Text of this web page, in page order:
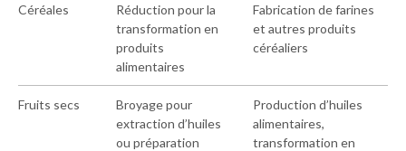
Céréales
Réduction pour la
transformation en
produits
alimentaires
Fabrication de farines
et autres produits
céréaliers
Fruits secs
Broyage pour
extraction d’huiles
ou préparation
Production d’huiles
alimentaires,
transformation en